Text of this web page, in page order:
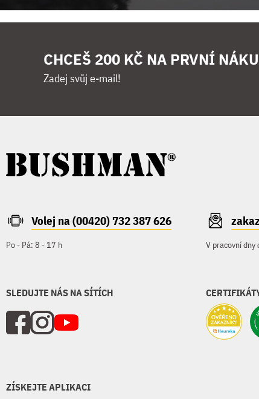
CHCEŠ 200 KČ NA PRVNÍ
Zadej svůj e-mail!
Volej na (00420) 732 387 626
Po - Pá: 8 - 17 h V pracovní dny
SLEDUJTE NÁS NA SÍTÍCH
ZÍSKEJTE APLIKACI